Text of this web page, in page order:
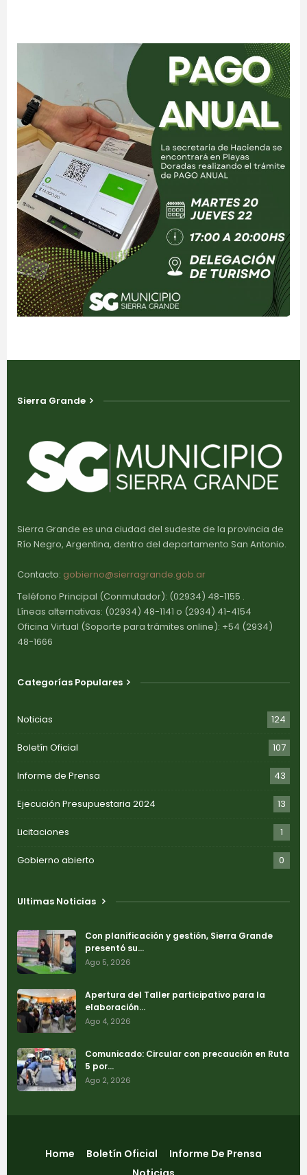
Sierra Grande
Sierra Grande es una ciudad del sudeste de la provincia de
Río Negro, Argentina, dentro del departamento San Antonio.
Contacto: gobierno@sierragrande.gob.ar
Teléfono Principal (Conmutador): (02934) 48-1155 .
Líneas alternativas: (02934) 48-1141 o (2934) 41-4154
Oficina Virtual (Soporte para trámites online): +54 (2934)
48-1666
Categorías Populares
Noticias 124
Boletín Oficial 107
Informe de Prensa 43
Ejecución Presupuestaria 2024 13
Licitaciones 1
Gobierno abierto 0
Ultimas Noticias
Con planificación y gestión, Sierra Grande
presentó su…
Ago 5, 2026
Apertura del Taller participativo para la
elaboración…
Ago 4, 2026
Comunicado: Circular con precaución en Ruta
5 por…
Ago 2, 2026
Home Boletín Oficial
Informe De Prensa